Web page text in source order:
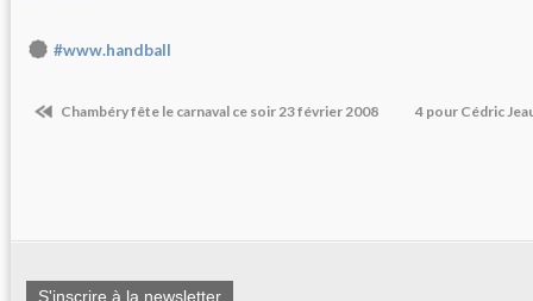
#www.handball
Chambéry fête le carnaval ce soir 23 février 2008 4 pour Cédric
S'inscrire à la newsletter